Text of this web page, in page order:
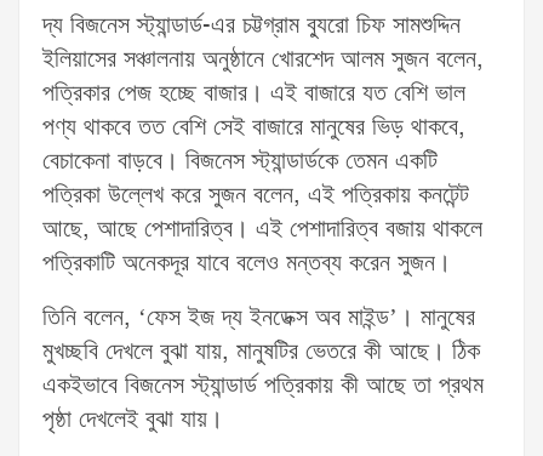
দ্য বিজনেস স্ট্যান্ডার্ড-এর চট্টগ্রাম ব্যুরো চিফ সামশুদ্দিন
ইলিয়াসের সঞ্চালনায় অনুষ্ঠানে খোরশেদ আলম সুজন বলেন,
পত্রিকার পেজ হচ্ছে বাজার। এই বাজারে যত বেশি ভাল
পণ্য থাকবে তত বেশি সেই বাজারে মানুষের ভিড় থাকবে,
বেচাকেনা বাড়বে। বিজনেস স্ট্যান্ডার্ডকে তেমন একটি
পত্রিকা উল্লেখ করে সুজন বলেন, এই পত্রিকায় কনটেন্ট
আছে, আছে পেশাদারিত্ব। এই পেশাদারিত্ব বজায় থাকলে
পত্রিকাটি অনেকদূর যাবে বলেও মন্তব্য করেন সুজন।
তিনি বলেন, ‘ফেস ইজ দ্য ইনডেক্স অব মাইন্ড’। মানুষের
মুখচ্ছবি দেখলে বুঝা যায়, মানুষটির ভেতরে কী আছে। ঠিক
একইভাবে বিজনেস স্ট্যান্ডার্ড পত্রিকায় কী আছে তা প্রথম
পৃষ্ঠা দেখলেই বুঝা যায়।